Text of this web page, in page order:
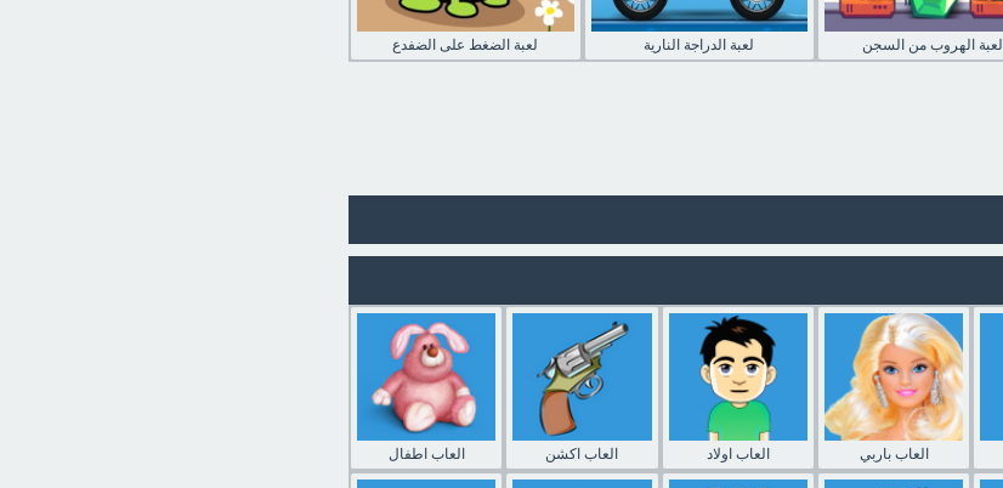
لعبة الضغط على الضفدع لعبة الدراجة النارية لعبة الهروب من السجن
العاب اطفال العاب اكشن العاب اولاد العاب باربي